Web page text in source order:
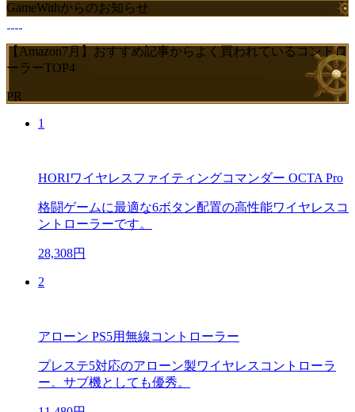
GameWithからのお知らせ
【Amazon7月】おすすめ記事からよく買われているコントロ
ーラーTOP4
PR
1
HORIワイヤレスファイティングコマンダー OCTA Pro
格闘ゲームに最適な6ボタン配置の高性能ワイヤレスコ
ントローラーです。
28,308円
2
アローン PS5用無線コントローラー
プレステ5対応のアローン製ワイヤレスコントローラ
ー。サブ機としても優秀。